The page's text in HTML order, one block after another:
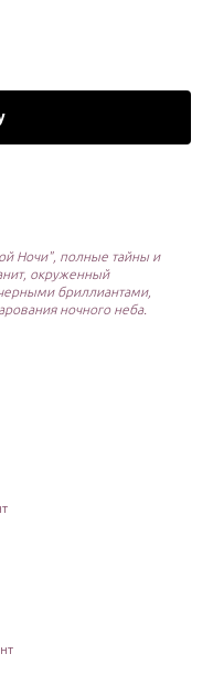
Ночи", полные тайны и
окруженный
бриллиантами,
ночного неба.